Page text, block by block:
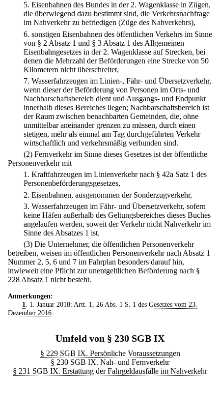
5. Eisenbahnen des Bundes in der 2. Wagenklasse in Zügen,
die überwiegend dazu bestimmt sind, die Verkehrsnachfrage
im Nahverkehr zu befriedigen (Züge des Nahverkehrs),
6. sonstigen Eisenbahnen des öffentlichen Verkehrs im Sinne
von § 2 Absatz 1 und § 3 Absatz 1 des Allgemeinen
Eisenbahngesetzes in der 2. Wagenklasse auf Strecken, bei
denen die Mehrzahl der Beförderungen eine Strecke von 50
Kilometern nicht überschreitet,
7. Wasserfahrzeugen im Linien-, Fähr- und Übersetzverkehr,
wenn dieser der Beförderung von Personen im Orts- und
Nachbarschaftsbereich dient und Ausgangs- und Endpunkt
innerhalb dieses Bereiches liegen; Nachbarschaftsbereich ist
der Raum zwischen benachbarten Gemeinden, die, ohne
unmittelbar aneinander grenzen zu müssen, durch einen
stetigen, mehr als einmal am Tag durchgeführten Verkehr
wirtschaftlich und verkehrsmäßig verbunden sind.
(2) Fernverkehr im Sinne dieses Gesetzes ist der öffentliche
Personenverkehr mit
1. Kraftfahrzeugen im Linienverkehr nach § 42a Satz 1 des
Personenbeförderungsgesetzes,
2. Eisenbahnen, ausgenommen der Sonderzugverkehr,
3. Wasserfahrzeugen im Fähr- und Übersetzverkehr, sofern
keine Häfen außerhalb des Geltungsbereiches dieses Buches
angelaufen werden, soweit der Verkehr nicht Nahverkehr im
Sinne des Absatzes 1 ist.
(3) Die Unternehmer, die öffentlichen Personenverkehr
betreiben, weisen im öffentlichen Personenverkehr nach Absatz 1
Nummer 2, 5, 6 und 7 im Fahrplan besonders darauf hin,
inwieweit eine Pflicht zur unentgeltlichen Beförderung nach §
228 Absatz 1 nicht besteht.
Anmerkungen:
1
. 1. Januar 2018: Artt. 1, 26 Abs. 1 S. 1 des Gesetzes vom 23.
Dezember 2016
Umfeld von § 230 SGB IX
§ 229 SGB IX. Persönliche Voraussetzungen
§ 230 SGB IX. Nah- und Fernverkehr
§ 231 SGB IX. Erstattung der Fahrgeldausfälle im Nahverkehr